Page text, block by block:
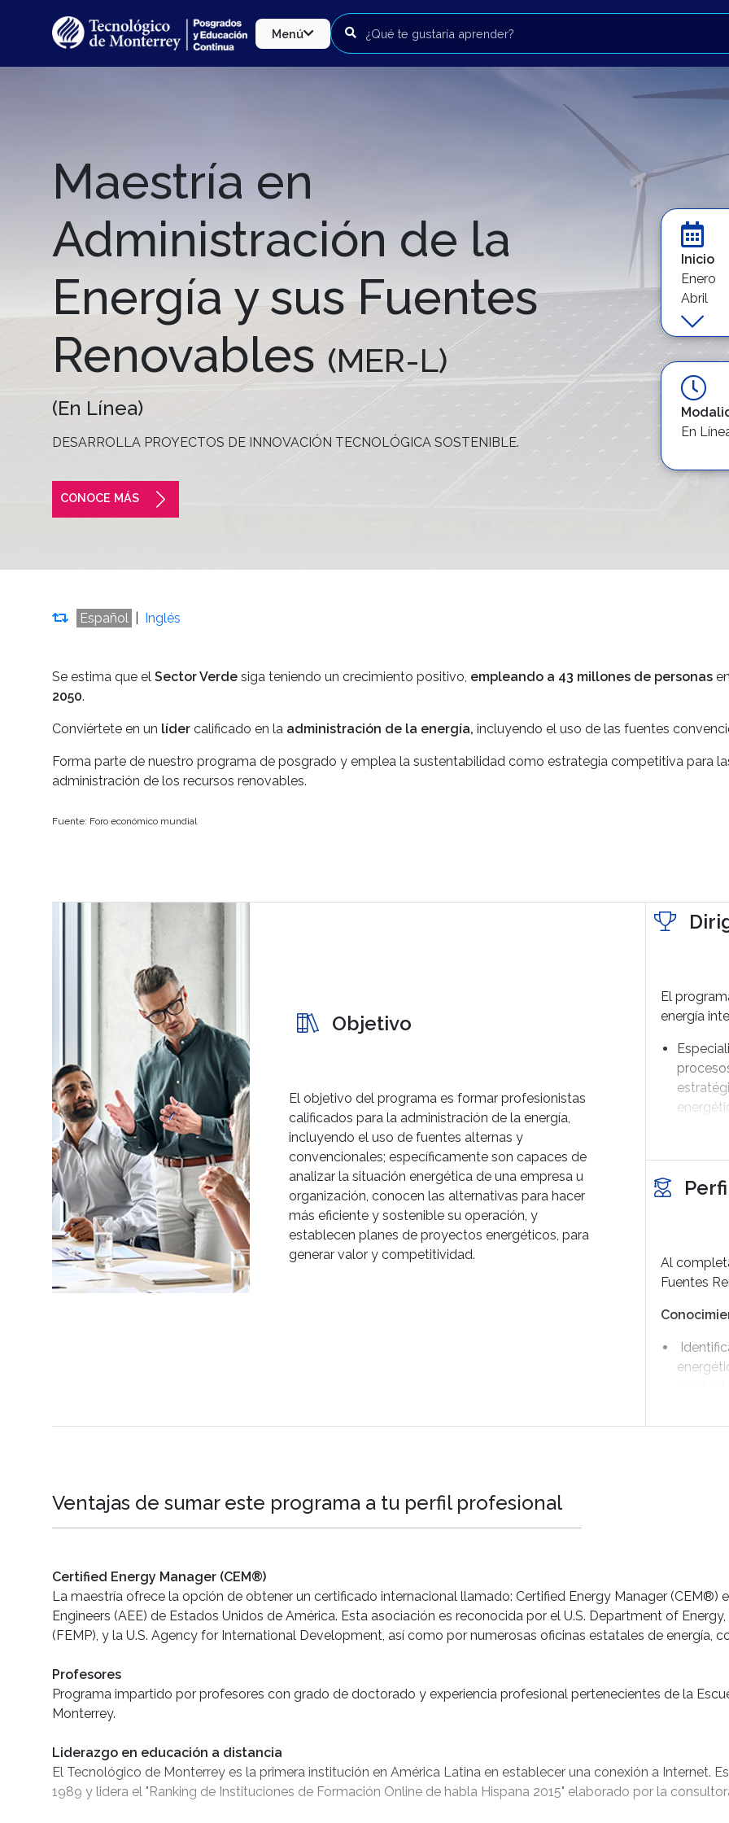
Menú
Maestría en
Administración de la
Energía y sus Fuentes
Renovables (MER-L)
(En Línea)
DESARROLLA PROYECTOS DE INNOVACIÓN TECNOLÓGICA SOSTENIBLE.
CONOCE MÁS
Inicio
Enero
Abril
En
Español Inglés
Se estima que el Sector Verde siga teniendo un crecimiento positivo, empleando a 43 millones de personas
2050.
Conviértete en un líder calificado en la administración de la energía, incluyendo el uso de las fuentes
Forma parte de nuestro programa de posgrado y emplea la sustentabilidad como estrategia competitiva para
administración de los recursos renovables.
Fuente: Foro económico mundial
Objetivo
El objetivo del programa es formar profesionistas
calificados para la administración de la energía,
incluyendo el uso de fuentes alternas y
convencionales; específicamente son capaces de
analizar la situación energética de una empresa u
organización, conocen las alternativas para hacer
más eficiente y sostenible su operación, y
establecen planes de proyectos energéticos, para
generar valor y competitividad.
El
energía
Al
Fuentes
Utilizar
Ventajas de sumar este programa a tu perfil profesional
Certified Energy Manager (CEM®)
La maestría ofrece la opción de obtener un certificado internacional llamado: Certified Energy Manager
Engineers (AEE) de Estados Unidos de América. Esta asociación es reconocida por el U.S. Department of
(FEMP), y la U.S. Agency for International Development, así como por numerosas oficinas estatales de energía,
Profesores
Programa impartido por profesores con grado de doctorado y experiencia profesional pertenecientes de la
Monterrey.
Liderazgo en educación a distancia
El Tecnológico de Monterrey es la primera institución en América Latina en establecer una conexión a Internet.
1989 y lidera el "Ranking de Instituciones de Formación Online de habla Hispana 2015" elaborado por la